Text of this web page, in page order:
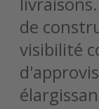
de
visibilité